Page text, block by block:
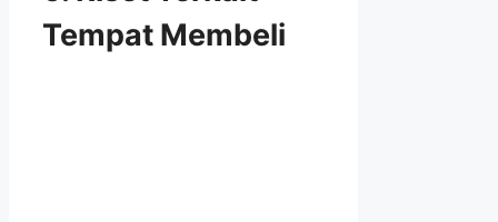
Tempat Membeli